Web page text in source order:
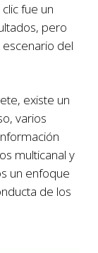
fue un
pero
del
existe un
varios
multicanal y
un enfoque
de los